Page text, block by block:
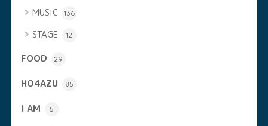
MUSIC 136
STAGE 12
FOOD 29
HO4AZU 85
I AM 5